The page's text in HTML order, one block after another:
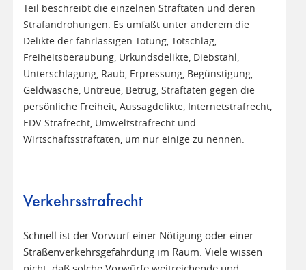
Teil beschreibt die einzelnen Straftaten und deren
Strafandrohungen. Es umfaßt unter anderem die
Delikte der fahrlässigen Tötung, Totschlag,
Freiheitsberaubung, Urkundsdelikte, Diebstahl,
Unterschlagung, Raub, Erpressung, Begünstigung,
Geldwäsche, Untreue, Betrug, Straftaten gegen die
persönliche Freiheit, Aussagdelikte, Internetstrafrecht,
EDV-Strafrecht, Umweltstrafrecht und
Wirtschaftsstraftaten, um nur einige zu nennen.
Verkehrsstrafrecht
Schnell ist der Vorwurf einer Nötigung oder einer
Straßenverkehrsgefährdung im Raum. Viele wissen